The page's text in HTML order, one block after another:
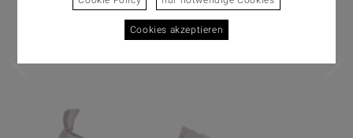
Cookies akzeptieren